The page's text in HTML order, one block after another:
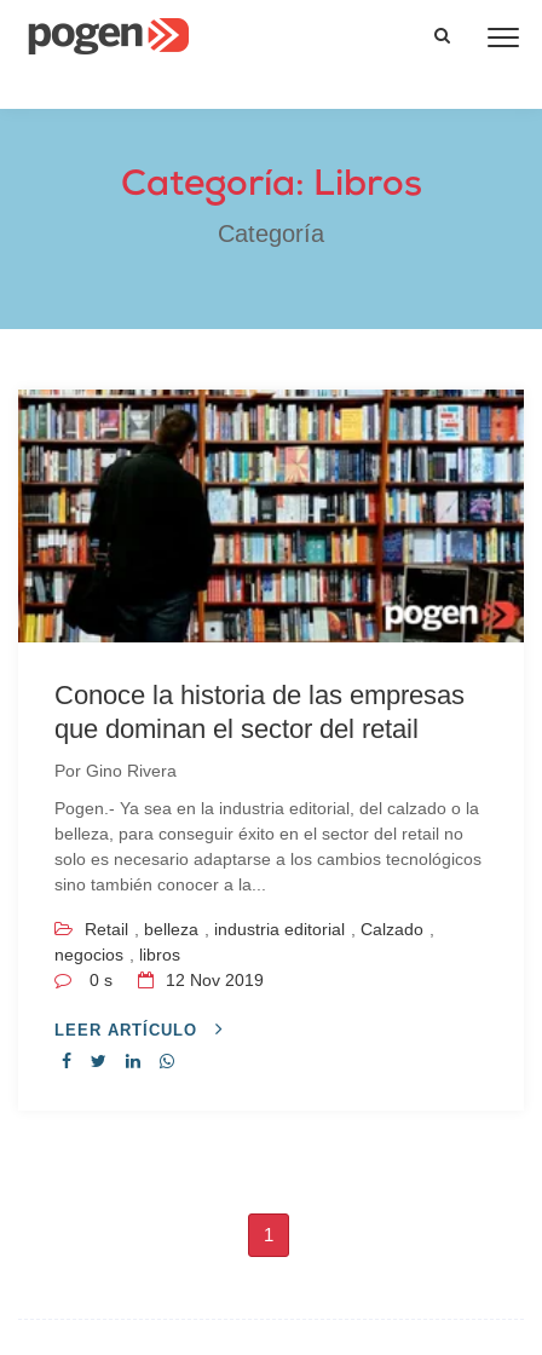
Categoría: Libros
Categoría
Conoce la historia de las empresas
que dominan el sector del retail
Por Gino Rivera
Pogen.- Ya sea en la industria editorial, del calzado o la
belleza, para conseguir éxito en el sector del retail no
solo es necesario adaptarse a los cambios tecnológicos
sino también conocer a la...
Retail belleza industria editorial Calzado
negocios
libros
0 s
12 Nov 2019
LEER ARTÍCULO
1